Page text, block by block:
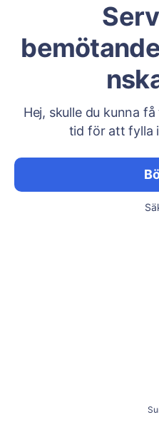
Hej, skulle du kunna
tid för att fylla